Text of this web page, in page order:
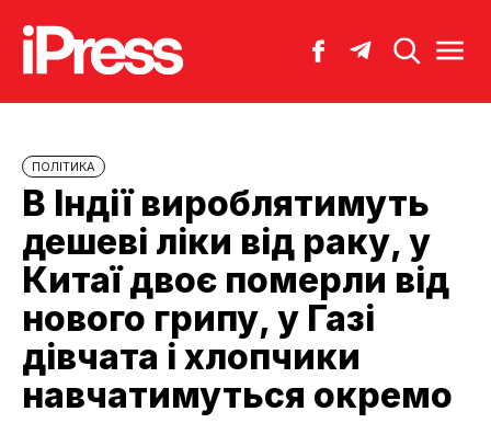
ПОЛІТИКА
В Індії вироблятимуть
дешеві ліки від раку, у
Китаї двоє померли від
нового грипу, у Газі
дівчата і хлопчики
навчатимуться окремо